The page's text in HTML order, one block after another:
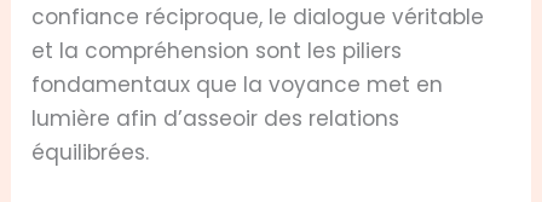
confiance réciproque, le dialogue véritable
et la compréhension sont les piliers
fondamentaux que la voyance met en
lumière afin d’asseoir des relations
équilibrées.